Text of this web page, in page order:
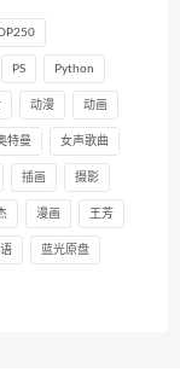
PS Python
动漫 动画
特曼 女声歌曲
插画 摄影
漫画 王芳
蓝光原盘